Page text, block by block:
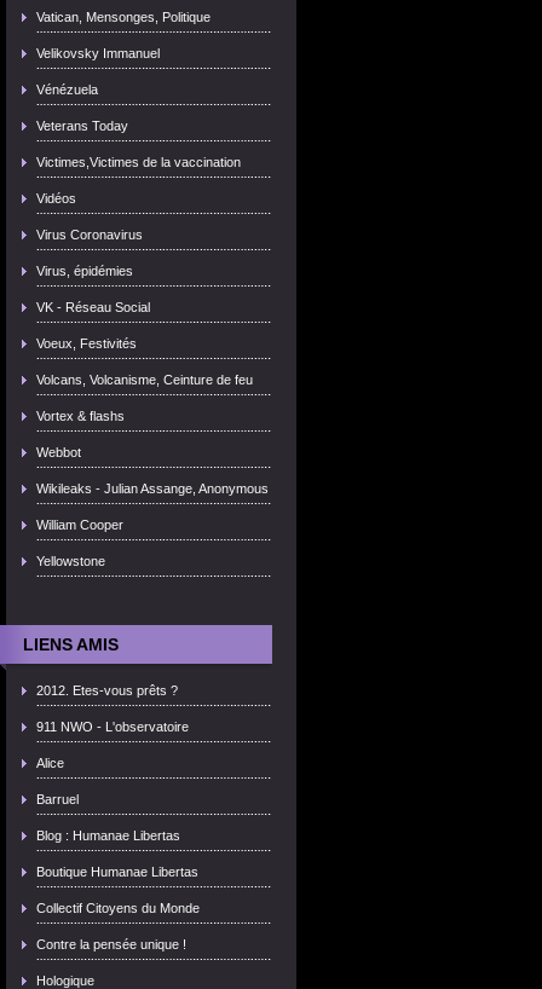
Vatican, Mensonges, Politique
Velikovsky Immanuel
Vénézuela
Veterans Today
Victimes,Victimes de la vaccination
Vidéos
Virus Coronavirus
Virus, épidémies
VK - Réseau Social
Voeux, Festivités
Volcans, Volcanisme, Ceinture de feu
Vortex & flashs
Webbot
Wikileaks - Julian Assange, Anonymous
William Cooper
Yellowstone
LIENS AMIS
2012. Etes-vous prêts ?
911 NWO - L'observatoire
Alice
Barruel
Blog : Humanae Libertas
Boutique Humanae Libertas
Collectif Citoyens du Monde
Contre la pensée unique !
Hologique